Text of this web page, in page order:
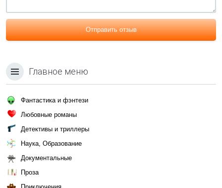
Отправить отзыв
Главное меню
Фантастика и фэнтези
Любовные романы
Детективы и триллеры
Наука, Образование
Документальные
Проза